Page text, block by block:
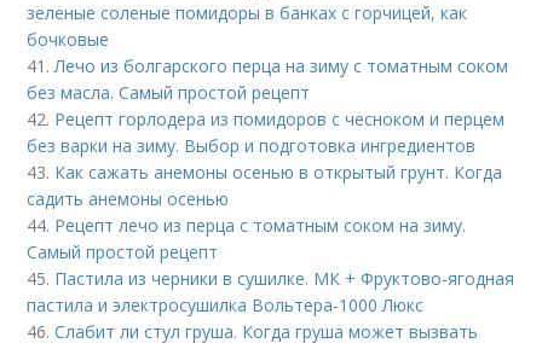
зеленые соленые помидоры в банках с горчицей, как
бочковые
41.Лечо из болгарского перца на зиму с томатным соком
без масла. Самый простой рецепт
42. Рецепт горлодера из помидоров с чесноком и перцем
без варки на зиму. Выбор и подготовка ингредиентов
43. Как сажать анемоны осенью в открытый грунт. Когда
садить анемоны осенью
44. Рецепт лечо из перца с томатным соком на зиму.
Самый простой рецепт
45. Пастила из черники в сушилке. МК + Фруктово-ягодная
пастила и электросушилка Вольтера-1000 Люкс
46.Слабит ли стул груша. Когда груша может вызвать